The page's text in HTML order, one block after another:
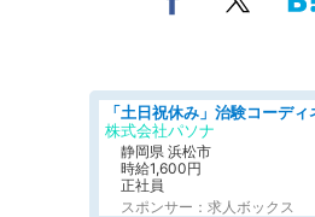
株式会社パソナ
静岡県 浜松市
時給1,600円
正社員
スポンサー：求人ボックス